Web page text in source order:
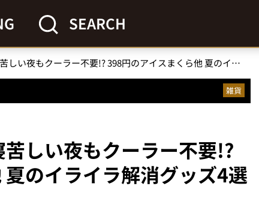
SEARCH
【カインズ猛暑対策】寝苦しい夜もクーラー不要!? 398円のアイスまくら他 夏のイライラ解消グッズ4選をガチ検証
雑貨
苦しい夜もクーラー不要!?
のイライラ解消グッズ4選